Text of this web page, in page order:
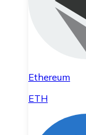
Ethereum
ETH